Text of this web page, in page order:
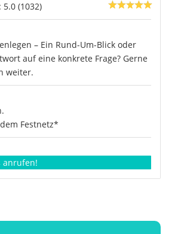
(1032)
– Ein Rund-Um-Blick oder
auf eine konkrete Frage? Gerne
weiter.
Festnetz*
anrufen!